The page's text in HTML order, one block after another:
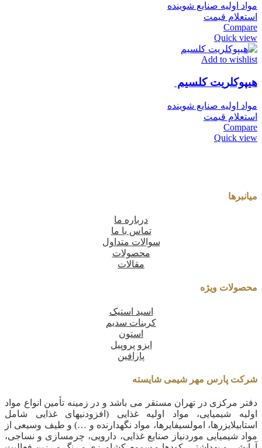
مواد اولیه صنایع شوینده
استعلام قیمت
Compare
Quick view
Add to wishlist
هیپوکلریت کلسیم
مواد اولیه صنایع شوینده
استعلام قیمت
Compare
Quick view
میانبرها
درباره ما
تماس با ما
سوالات متداول
محصولات
مقالات
محصولات ویژه
اسید استیک
کربنات سدیم
استون
ایزو پروپیل
پارافین
شرکت پارس مهر شیمی شایسته
دفتر مرکزی در تهران مستقر می باشد و در زمینه تأمین انواع مواد
اولیه شیمیایی، مواد اولیه غذایی (افزودنیهای غذایی شامل
استابیلایزرها، امولسیفایرها، مواد نگهدارنده و …) و طیف وسیعی از
مواد شیمیایی موردنیاز صنایع غذایی، دارویی، چرمسازی و نساجی،